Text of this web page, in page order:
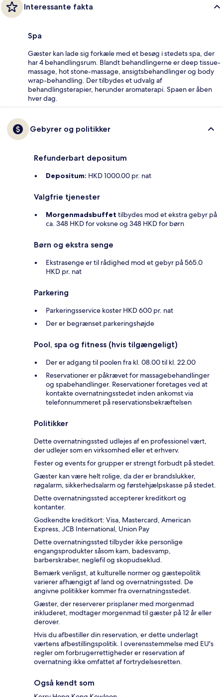
Interessante fakta
Spa
Gæster kan lade sig forkæle med et besøg i stedets spa, der
har 4 behandlingsrum. Blandt behandlingerne er deep tissue-
massage, hot stone-massage, ansigtsbehandlinger og body
wrap-behandling. Der tilbydes et udvalg af
behandlingsterapier, herunder aromaterapi. Spaen er åben
hver dag.
Gebyrer og politikker
Refunderbart depositum
Depositum: HKD 1000.00 pr. nat
Valgfrie tjenester
Morgenmadsbuffet tilbydes mod et ekstra gebyr på
ca. 348 HKD for voksne og 348 HKD for børn
Børn og ekstra senge
Ekstrasenge er til rådighed mod et gebyr på 565.0
HKD pr. nat
Parkering
Parkeringsservice koster HKD 600 pr. nat
Der er begrænset parkeringshøjde
Pool, spa og fitness (hvis tilgængeligt)
Der er adgang til poolen fra kl. 08.00 til kl. 22.00
Reservationer er påkrævet for massagebehandlinger
og spabehandlinger. Reservationer foretages ved at
kontakte overnatningsstedet inden ankomst via
telefonnummeret på reservationsbekræftelsen
Politikker
Dette overnatningssted udlejes af en professionel vært,
der udlejer som en virksomhed eller et erhverv.
Fester og events for grupper er strengt forbudt på stedet.
Gæster kan være helt rolige, da der er brandslukker,
røgalarm, sikkerhedsalarm og førstehjælpskasse på stedet.
Dette overnatningssted accepterer kreditkort og
kontanter.
Godkendte kreditkort: Visa, Mastercard, American
Express, JCB International, Union Pay
Dette overnatningssted tilbyder ikke personlige
engangsprodukter såsom kam, badesvamp,
barberskraber, neglefil og skopudseklud.
Bemærk venligst, at kulturelle normer og gæstepolitik
varierer afhængigt af land og overnatningssted. De
angivne politikker kommer fra overnatningsstedet.
Gæster, der reserverer prisplaner med morgenmad
inkluderet, modtager morgenmad til gæster på 12 år eller
derover.
Hvis du afbestiller din reservation, er dette underlagt
værtens afbestillingspolitik. I overensstemmelse med EU's
regler om forbrugerrettigheder er reservation af
overnatning ikke omfattet af fortrydelsesretten.
Også kendt som